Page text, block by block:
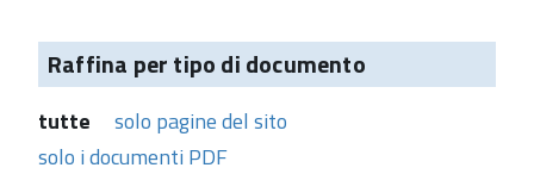
Raffina per tipo di documento
tutte
solo pagine del sito
solo i documenti PDF